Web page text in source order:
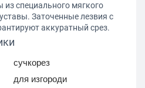
из специального мягкого
Заточенные лезвия с
аккуратный срез.
сучкорез
для изгороди